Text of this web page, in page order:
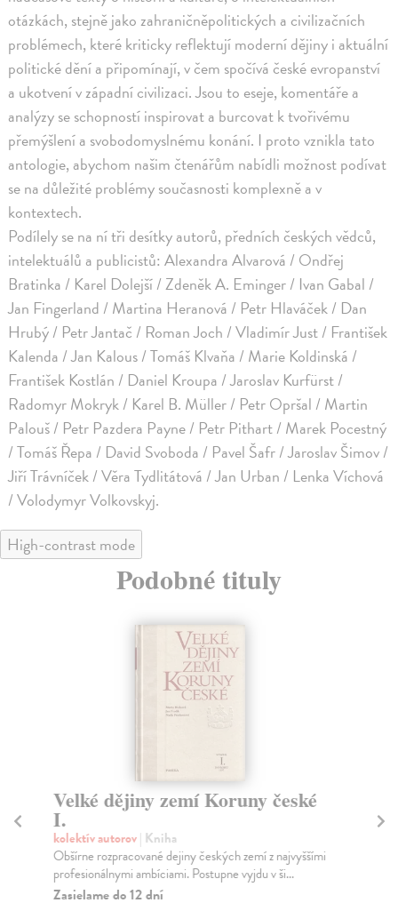
otázkách, stejně jako zahraničněpolitických a civilizačních
problémech, které kriticky reflektují moderní dějiny i aktuální
politické dění a připomínají, v čem spočívá české evropanství
a ukotvení v západní civilizaci. Jsou to eseje, komentáře a
analýzy se schopností inspirovat a burcovat k tvořivému
přemýšlení a svobodomyslnému konání. I proto vznikla tato
antologie, abychom našim čtenářům nabídli možnost podívat
se na důležité problémy současnosti komplexně a v
kontextech.
Podílely se na ní tři desítky autorů, předních českých vědců,
intelektuálů a publicistů: Alexandra Alvarová / Ondřej
Bratinka / Karel Dolejší / Zdeněk A. Eminger / Ivan Gabal /
Jan Fingerland / Martina Heranová / Petr Hlaváček / Dan
Hrubý / Petr Jantač / Roman Joch / Vladimír Just / František
Kalenda / Jan Kalous / Tomáš Klvaňa / Marie Koldinská /
František Kostlán / Daniel Kroupa / Jaroslav Kurfürst /
Radomyr Mokryk / Karel B. Müller / Petr Opršal / Martin
Palouš / Petr Pazdera Payne / Petr Pithart / Marek Pocestný
/ Tomáš Řepa / David Svoboda / Pavel Šafr / Jaroslav Šimov /
Jiří Trávníček / Věra Tydlitátová / Jan Urban / Lenka Víchová
/ Volodymyr Volkovskyj.
High-contrast mode
Podobné tituly
Velké dějiny zemí Koruny české
I.
kolektív autorov| Kniha
Obšírne rozpracované dejiny českých zemí z najvyššími
profesionálnymi ambíciami. Postupne vyjdu v ši...
Zasielame do 12 dní
V.